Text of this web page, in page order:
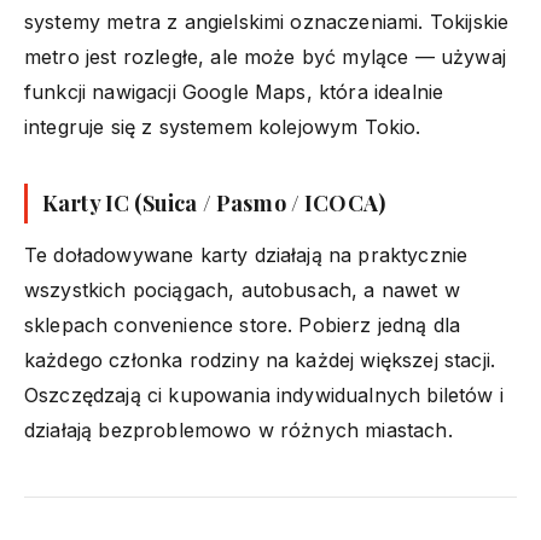
systemy metra z angielskimi oznaczeniami. Tokijskie
metro jest rozległe, ale może być mylące — używaj
funkcji nawigacji Google Maps, która idealnie
integruje się z systemem kolejowym Tokio.
Karty IC (Suica / Pasmo / ICOCA)
Te doładowywane karty działają na praktycznie
wszystkich pociągach, autobusach, a nawet w
sklepach convenience store. Pobierz jedną dla
każdego członka rodziny na każdej większej stacji.
Oszczędzają ci kupowania indywidualnych biletów i
działają bezproblemowo w różnych miastach.